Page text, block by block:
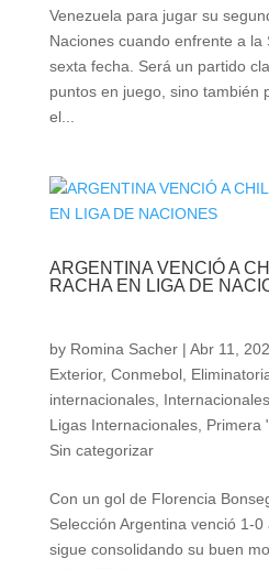
Venezuela para jugar su
Naciones cuando enfrente a la
sexta fecha. Será un partido
puntos en juego, sino también
el...
ARGENTINA VENCIÓ A
RACHA EN LIGA DE
by Romina Sacher| Abr 11,
Exterior, Conmebol,
internacionales, Internacionales
Ligas Internacionales, Primera
Sin categorizar
Con un gol de Florencia
Selección Argentina venció 1-
sigue consolidando su buen